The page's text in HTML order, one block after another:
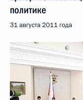
политике
31 августа 2011 года